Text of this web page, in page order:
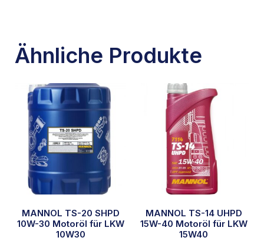
Ähnliche Produkte
MANNOL TS-20 SHPD
10W-30 Motoröl für LKW
10W30
MANNOL TS-14 UHPD
15W-40 Motoröl für LKW
15W40